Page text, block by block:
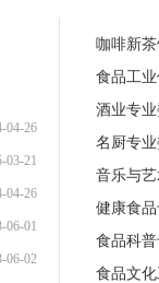
04-26
03-21
04-26
06-01
06-02
音乐与
健康食
食品文